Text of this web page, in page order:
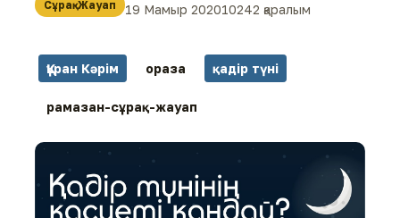
Сұрақ-Жауап 19 Мамыр 202010242 қаралым
Құран Кәрім ораза қадір түні
рамазан-сұрақ-жауап